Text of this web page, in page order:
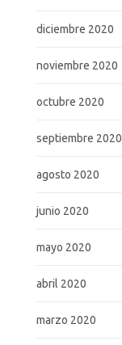
diciembre 2020
noviembre 2020
octubre 2020
septiembre 2020
agosto 2020
junio 2020
mayo 2020
abril 2020
marzo 2020